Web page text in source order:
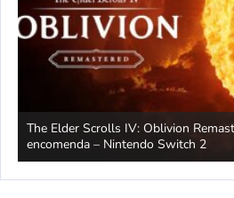
The Elder Scrolls IV: Oblivion
encomenda – Nintendo Switch 2